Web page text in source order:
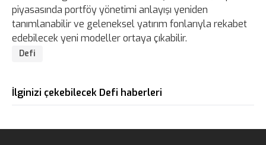
piyasasında portföy yönetimi anlayışı yeniden
tanımlanabilir ve geleneksel yatırım fonlarıyla rekabet
edebilecek yeni modeller ortaya çıkabilir.
Defi
İlginizi çekebilecek Defi haberleri